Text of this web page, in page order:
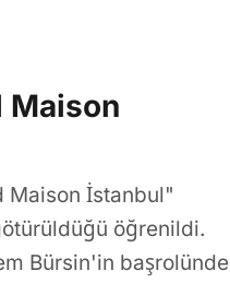
Maison
Maison İstanbul"
öğrenildi.
Bürsin'in başrolünde